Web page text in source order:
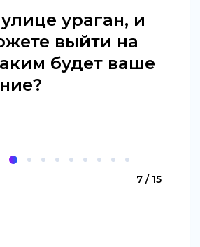
ураган, и
выйти на
будет ваше
7 / 15